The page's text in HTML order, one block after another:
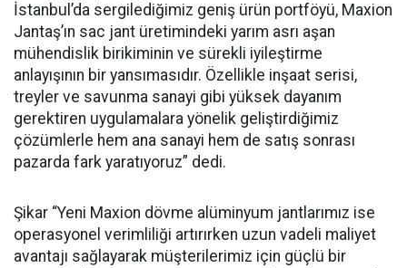
İstanbul’da sergilediğimiz geniş ürün portföyü, Maxion
Jantaş’ın sac jant üretimindeki yarım asrı aşan
mühendislik birikiminin ve sürekli iyileştirme
anlayışının bir yansımasıdır. Özellikle inşaat serisi,
treyler ve savunma sanayi gibi yüksek dayanım
gerektiren uygulamalara yönelik geliştirdiğimiz
çözümlerle hem ana sanayi hem de satış sonrası
pazarda fark yaratıyoruz” dedi.
Şikar “Yeni Maxion dövme alüminyum jantlarımız ise
operasyonel verimliliği artırırken uzun vadeli maliyet
avantajı sağlayarak müşterilerimiz için güçlü bir